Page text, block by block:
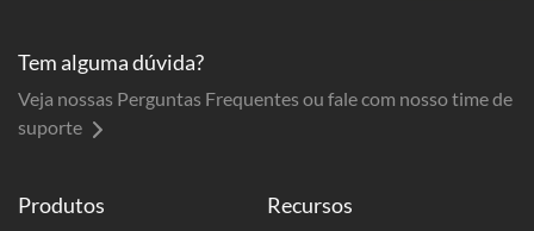
Produtos Recursos
Tem alguma dúvida?
Veja nossas Perguntas Frequentes ou fale com nosso time de
suporte